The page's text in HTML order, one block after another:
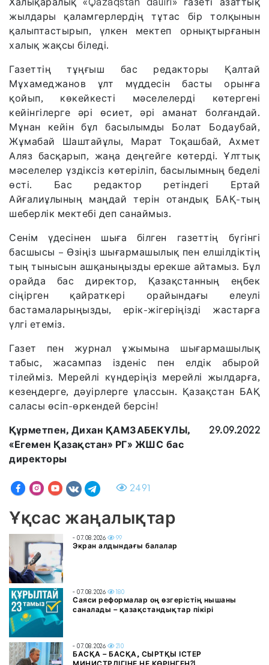
жылдары қаламгерлердің тұтас бір толқынын
қалыптастырып, үлкен мектеп орнықтырғанын
халық жақсы біледі.
Газеттің тұңғыш бас редакторы Қалтай
Мұхамеджанов ұлт мүддесін басты орынға
қойып, көкейкесті мәселелерді көтергені
кейінгілерге әрі өсиет, әрі аманат болғандай.
Мұнан кейін бұл басылымды Болат Бодаубай,
Жұмабай Шаштайұлы, Марат Тоқашбай, Ахмет
Аляз басқарып, жаңа деңгейге көтерді. Ұлттық
мәселелер үздіксіз көтеріліп, басылымның беделі
өсті. Бас редактор ретіндегі Ертай
Айғалиұлының маңдай терін отандық БАҚ-тың
шеберлік мектебі деп санаймыз.
Сенім үдесінен шыға білген газеттің бүгінгі
басшысы – Өзіңіз шығармашылық пен елшілдіктің
тың тынысын ашқаныңызды ерекше айтамыз. Бұл
орайда бас директор, Қазақстанның еңбек
сіңірген қайраткері орайындағы елеулі
бастамаларыңызды, ерік-жігеріңізді жастарға
үлгі етеміз.
Газет пен журнал ұжымына шығармашылық
табыс, жасампаз ізденіс пен елдік абырой
тілейміз. Мерейлі күндеріңіз мерейлі жылдарға,
кезеңдерге, дәуірлерге ұлассын. Қазақстан БАҚ
саласы өсіп-өркендей берсін!
Құрметпен, Дихан ҚАМЗАБЕКҰЛЫ,
«Егемен Қазақстан» РГ» ЖШС бас
директоры
29.09.2022
2491
Ұқсас жаңалықтар
- 07.08.2026 99
Экран алдындағы балалар
- 07.08.2026 180
Саяси реформалар оң өзгерістің нышаны
саналады – қазақстандықтар пікірі
- 07.08.2026 210
БАСҚА – БАСҚА, СЫРТҚЫ ІСТЕР